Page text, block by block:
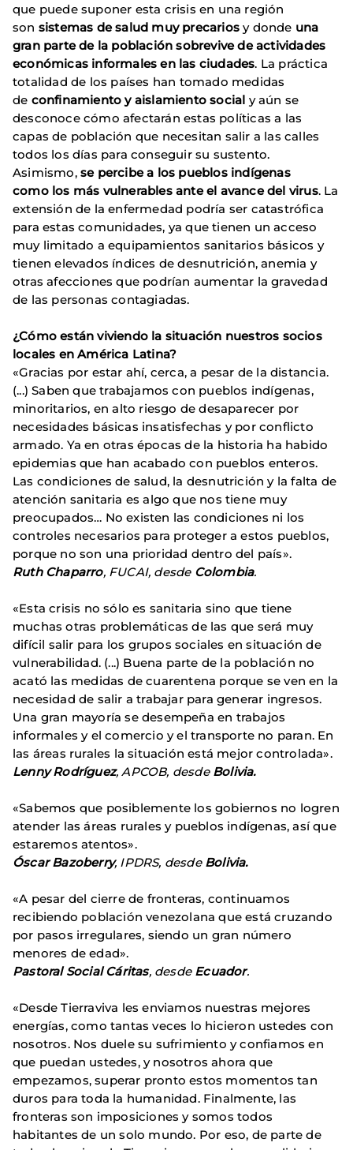
que puede suponer esta crisis en una región
son sistemas de salud muy precarios y donde una
gran parte de la población sobrevive de actividades
económicas informales en las ciudades. La práctica
totalidad de los países han tomado medidas
de confinamiento y aislamiento social y aún se
desconoce cómo afectarán estas políticas a las
capas de población que necesitan salir a las calles
todos los días para conseguir su sustento.
Asimismo, se percibe a los pueblos indígenas
como los más vulnerables ante el avance del virus. La
extensión de la enfermedad podría ser catastrófica
para estas comunidades, ya que tienen un acceso
muy limitado a equipamientos sanitarios básicos y
tienen elevados índices de desnutrición, anemia y
otras afecciones que podrían aumentar la gravedad
de las personas contagiadas.
¿Cómo están viviendo la situación nuestros socios
locales en América Latina?
«Gracias por estar ahí, cerca, a pesar de la distancia.
(...) Saben que trabajamos con pueblos indígenas,
minoritarios, en alto riesgo de desaparecer por
necesidades básicas insatisfechas y por conflicto
armado. Ya en otras épocas de la historia ha habido
epidemias que han acabado con pueblos enteros.
Las condiciones de salud, la desnutrición y la falta de
atención sanitaria es algo que nos tiene muy
preocupados… No existen las condiciones ni los
controles necesarios para proteger a estos pueblos,
porque no son una prioridad dentro del país».
Ruth Chaparro, FUCAI, desde Colombia.
«Esta crisis no sólo es sanitaria sino que tiene
muchas otras problemáticas de las que será muy
difícil salir para los grupos sociales en situación de
vulnerabilidad. (...) Buena parte de la población no
acató las medidas de cuarentena porque se ven en la
necesidad de salir a trabajar para generar ingresos.
Una gran mayoría se desempeña en trabajos
informales y el comercio y el transporte no paran. En
las áreas rurales la situación está mejor controlada».
Lenny Rodríguez, APCOB, desde Bolivia.
«Sabemos que posiblemente los gobiernos no logren
atender las áreas rurales y pueblos indígenas, así que
estaremos atentos».
Óscar Bazoberry, IPDRS, desdeBolivia.
«A pesar del cierre de fronteras, continuamos
recibiendo población venezolana que está cruzando
por pasos irregulares, siendo un gran número
menores de edad».
Pastoral Social Cáritas, desde Ecuador.
«Desde Tierraviva les enviamos nuestras mejores
energías, como tantas veces lo hicieron ustedes con
nosotros. Nos duele su sufrimiento y confiamos en
que puedan ustedes, y nosotros ahora que
empezamos, superar pronto estos momentos tan
duros para toda la humanidad. Finalmente, las
fronteras son imposiciones y somos todos
habitantes de un solo mundo. Por eso, de parte de